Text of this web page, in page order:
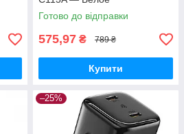
Готово до відправки
575,97 ₴ 789 ₴
Купити
–25%